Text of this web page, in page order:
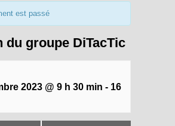
est passé
du groupe DiTacTic
2023 @ 9 h 30 min - 16